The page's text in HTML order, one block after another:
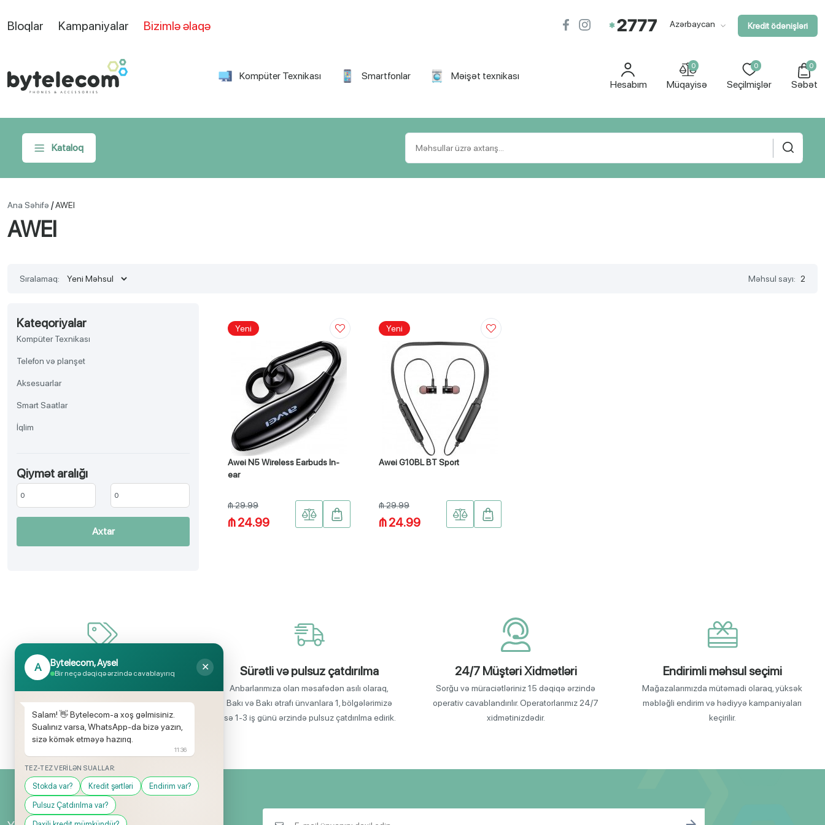
Bloqlar Kampaniyalar Bizimlə əlaqə Azərbaycan Kredit ödənişləri
Kompüter Texnikası Smartfonlar Məişət texnikası
Hesabım
0
Müqayisə
0
Seçilmişlər
0
Səbət
Kataloq
Ana Səhifə /AWEI
AWEI
Sıralamaq: Məhsul sayı: 2
Kateqoriyalar
Kompüter Texnikası
Telefon və planşet
Aksesuarlar
Smart Saatlar
İqlim
Aksesuar
Məişət texnikası
Gözəllik və sağlamlıq
Qiymət aralığı
Axtar
Yeni
Awei N5 Wireless Earbuds In-
ear
₼ 29.99
₼ 24.99
Yeni
Awei G10BL BT Sport
₼ 29.99
₼ 24.99
İnanılmaz uyğun qiymətlər
idxalçısı olaraq satış qiymətlərinin aşağı
olmasını rahatlıqla təmin edə bilirik.
Sürətli və pulsuz çatdırılma
Anbarlarımıza olan məsafədən asılı olaraq,
Bakı və Bakı ətrafı ünvanlara 1, bölgələrimizə
isə 1-3 iş günü ərzində pulsuz çatdırılma edirik.
24/7 Müştəri Xidmətləri
Sorğu və müraciətləriniz 15 dəqiqə ərzində
operativ cavablandırılır. Operatorlarımız 24/7
xidmətinizdədir.
Endirimli məhsul seçimi
Mağazalarımızda mütəmadi olaraq, yüksək
məbləğli endirim və hədiyyə kampaniyaları
keçirilir.
A Bytelecom, Aysel
Bir neçə dəqiqə ərzində cavablayırıq
✕
Salam! 👋 Bytelecom-a xoş gəlmisiniz.
Sualınız varsa, WhatsApp-da bizə yazın,
sizə kömək etməyə hazırıq.
11:36
TEZ-TEZ VERILƏN SUALLAR:
Stokda var? Kredit şərtləri Endirim var?
Pulsuz Çatdırılma var?